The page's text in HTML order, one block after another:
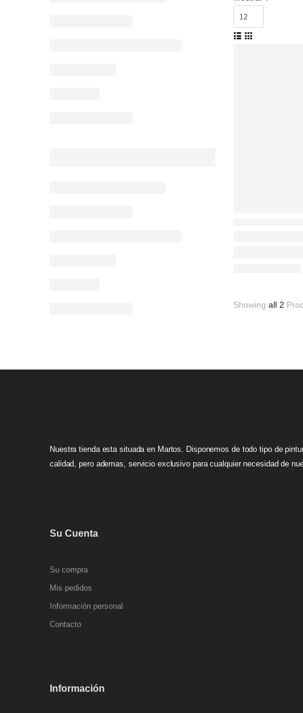
Showing all 2
Nuestra tienda esta situada en Martos. Disponemos de todo tipo de
calidad, pero ademas, servicio exclusivo para cualquier necesidad de
Su Cuenta
Su compra
Mis pedidos
Información personal
Contacto
Información